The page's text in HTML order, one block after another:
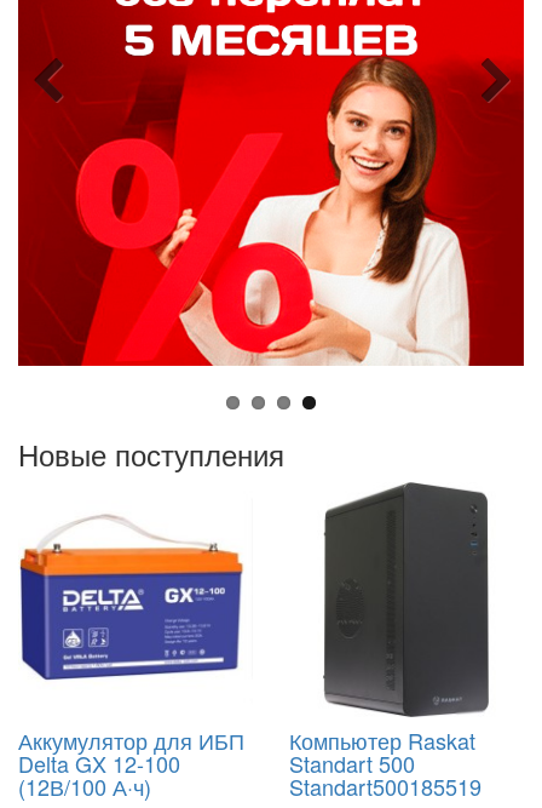
Новые поступления
Аккумулятор для ИБП
Delta GX 12-100
(12В/100 А·ч)
Компьютер Raskat
Standart 500
Standart500185519